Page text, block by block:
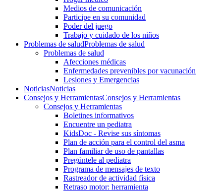
Medios de comunicación
Participe en su comunidad
Poder del juego
Trabajo y cuidado de los niños
Problemas de saludProblemas de salud
Problemas de salud
Afecciones médicas
Enfermedades prevenibles por vacunación
Lesiones y Emergencias
NoticiasNoticias
Consejos y HerramientasConsejos y Herramientas
Consejos y Herramientas
Boletines informativos
Encuentre un pediatra
KidsDoc - Revise sus síntomas
Plan de acción para el control del asma
Plan familiar de uso de pantallas
Pregúntele al pediatra
Programa de mensajes de texto
Rastre​​ador de activida​d física
Retraso motor: herramienta